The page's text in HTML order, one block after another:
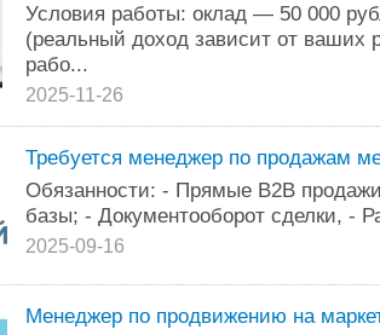
Условия работы: оклад — 50 000
(реальный доход зависит от ваших
рабо...
2025-11-26
Требуется менеджер по продажам
Обязанности: - Прямые B2B
базы; - Документооборот сделки, -
2025-09-16
Менеджер по продвижению на